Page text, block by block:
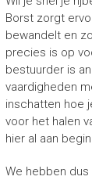
Borst zorgt
bewandelt en
precies is op
bestuurder is
vaardigheden
inschatten hoe
voor het halen
hier al aan
We hebben